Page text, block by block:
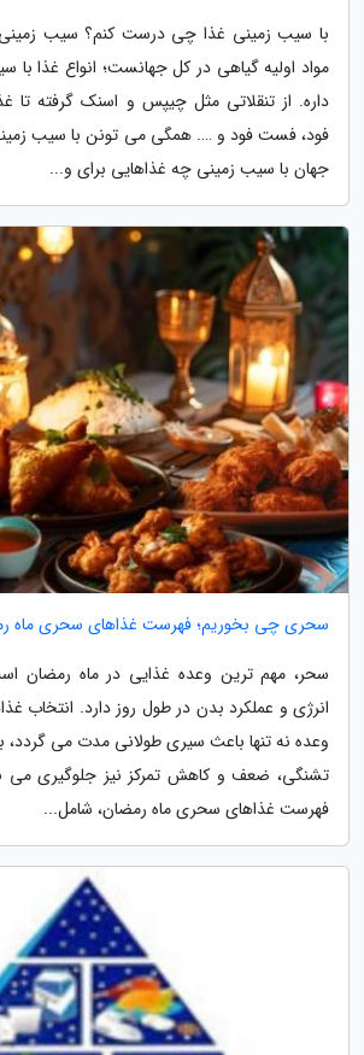
با سیب زمینی غذا چی درست کنم؟ سیب زمینی
مواد اولیه گیاهی در کل جهانست؛ انواع غذا با
داره. از تنقلاتی مثل چیپس و اسنک گرفته تا
فود، فست فود و …. همگی می تونن با سیب
جهان با سیب زمینی چه غذاهایی برای و...
سحری چی بخوریم؛ فهرست غذاهای سحری ماه
سحر، مهم ترین وعده غذایی در ماه رمضان
انرژی و عملکرد بدن در طول روز دارد. انتخاب
وعده نه تنها باعث سیری طولانی مدت می گردد،
تشنگی، ضعف و کاهش تمرکز نیز جلوگیری می
فهرست غذاهای سحری ماه رمضان، شامل...